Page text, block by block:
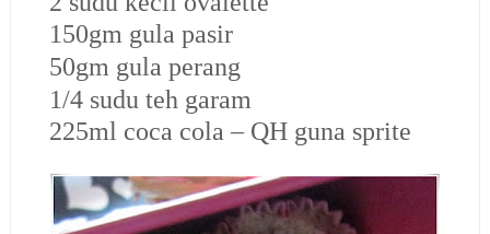
150gm gula pasir
50gm gula perang
1/4 sudu teh garam
225ml coca cola – QH guna sprite